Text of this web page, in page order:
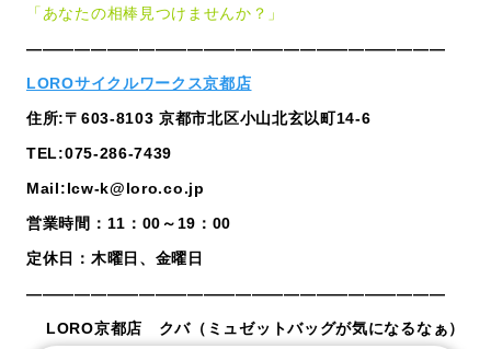
「あなたの相棒見つけませんか？」
——————————————————————————
LOROサイクルワークス京都店
住所:〒603-8103 京都市北区小山北玄以町14-6
TEL:075-286-7439
Mail:lcw-k@loro.co.jp
営業時間：11：00～19：00
定休日：木曜日、金曜日
——————————————————————————
LORO京都店 クバ（ミュゼットバッグが気になるなぁ）